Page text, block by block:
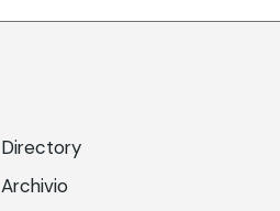
Directory
Archivio